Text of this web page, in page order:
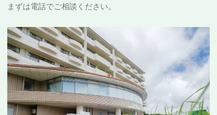
まずは電話でご相談ください。